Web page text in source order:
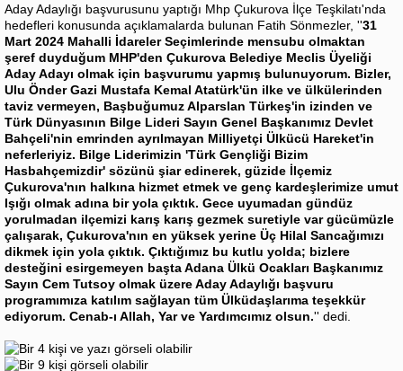
Aday Adaylığı başvurusunu yaptığı Mhp Çukurova İlçe Teşkilatı'nda
hedefleri konusunda açıklamalarda bulunan Fatih Sönmezler, ''31
Mart 2024 Mahalli İdareler Seçimlerinde mensubu olmaktan
şeref duyduğum MHP'den Çukurova Belediye Meclis Üyeliği
Aday Adayı olmak için başvurumu yapmış bulunuyorum. Bizler,
Ulu Önder Gazi Mustafa Kemal Atatürk'ün ilke ve ülkülerinden
taviz vermeyen, Başbuğumuz Alparslan Türkeş'in izinden ve
Türk Dünyasının Bilge Lideri Sayın Genel Başkanımız Devlet
Bahçeli'nin emrinden ayrılmayan Milliyetçi Ülkücü Hareket'in
neferleriyiz. Bilge Liderimizin 'Türk Gençliği Bizim
Hasbahçemizdir' sözünü şiar edinerek, güzide İlçemiz
Çukurova'nın halkına hizmet etmek ve genç kardeşlerimize umut
Işığı olmak adına bir yola çıktık. Gece uyumadan gündüz
yorulmadan ilçemizi karış karış gezmek suretiyle var gücümüzle
çalışarak, Çukurova'nın en yüksek yerine Üç Hilal Sancağımızı
dikmek için yola çıktık. Çıktığımız bu kutlu yolda; bizlere
desteğini esirgemeyen başta Adana Ülkü Ocakları Başkanımız
Sayın Cem Tutsoy olmak üzere Aday Adaylığı başvuru
programımıza katılım sağlayan tüm Ülküdaşlarıma teşekkür
ediyorum. Cenab-ı Allah, Yar ve Yardımcımız olsun.'' dedi.